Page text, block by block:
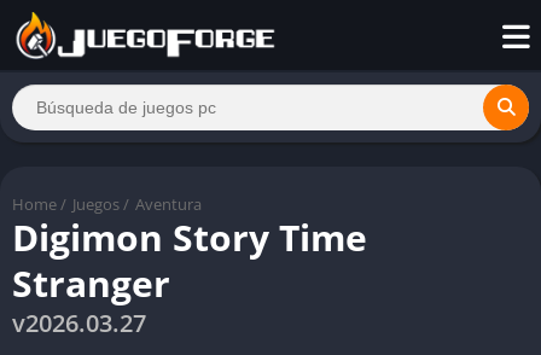
Home / Juegos / Aventura
Digimon Story Time
Stranger
v2026.03.27